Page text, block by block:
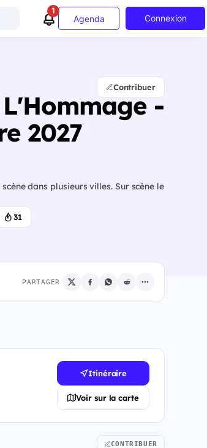
1
Agenda Connexion
-
2027
dans plusieurs villes. Sur scène le
Contribuer
31
PARTAGER
Itinéraire
Voir sur la carte
CONTRIBUER